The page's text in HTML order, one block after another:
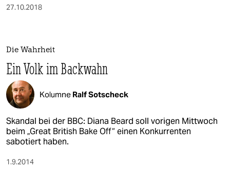
27.10.2018
Die Wahrheit
Ein Volk im Backwahn
Kolumne Ralf Sotscheck
Skandal bei der BBC: Diana Beard soll vorigen Mittwoch
beim „Great British Bake Off“ einen Konkurrenten
sabotiert haben.
1.9.2014